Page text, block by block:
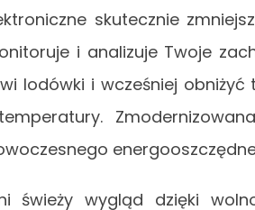
skutecznie
i analizuje Twoje
lodówki i wcześniej
świeży wygląd dzięki